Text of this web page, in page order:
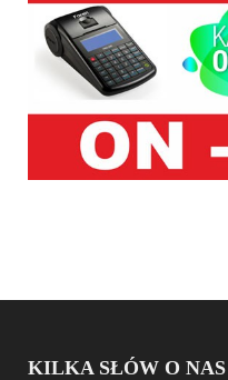
KILKA SŁÓW O NAS